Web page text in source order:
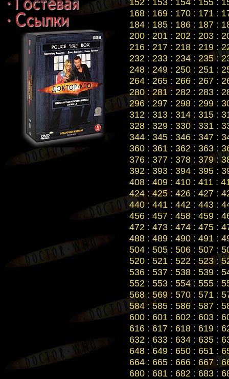
168: 169: 170: 171 :
184: 185: 186: 187:
200 : 201 : 202 : 203 :
216: 217: 218: 219:
232 : 233: 234: 235:
248: 249: 250: 251 :
264: 265: 266: 267:
280: 281 : 282 : 283:
296 : 297 : 298 : 299 :
312 : 313: 314: 315:
328: 329: 330: 331 :
344: 345: 346: 347:
360: 361 : 362 : 363:
376: 377: 378: 379:
392 : 393: 394: 395:
408 : 409 : 410 : 411 :
424: 425: 426: 427:
440: 441 : 442 : 443:
456: 457: 458: 459:
472 : 473: 474: 475:
488: 489: 490: 491 :
504 : 505 : 506 : 507 :
520: 521 : 522 : 523:
536: 537: 538: 539:
552 : 553: 554: 555:
568: 569: 570: 571 :
584: 585: 586: 587:
600 : 601 : 602 : 603 :
616: 617: 618: 619:
632 : 633: 634: 635:
648: 649: 650: 651 :
664: 665: 666: 667:
680: 681 : 682 : 683: